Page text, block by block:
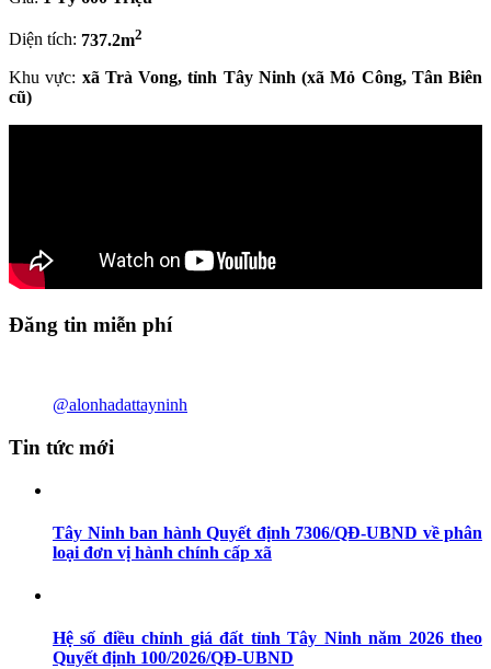
Diện tích: 737.2m2
Khu vực: xã Trà Vong, tỉnh Tây Ninh (xã Mỏ Công, Tân Biên
cũ)
Đăng tin miễn phí
@alonhadattayninh
Tin tức mới
Tây Ninh ban hành Quyết định 7306/QĐ-UBND về phân
loại đơn vị hành chính cấp xã
Hệ số điều chỉnh giá đất tỉnh Tây Ninh năm 2026 theo
Quyết định 100/2026/QĐ-UBND